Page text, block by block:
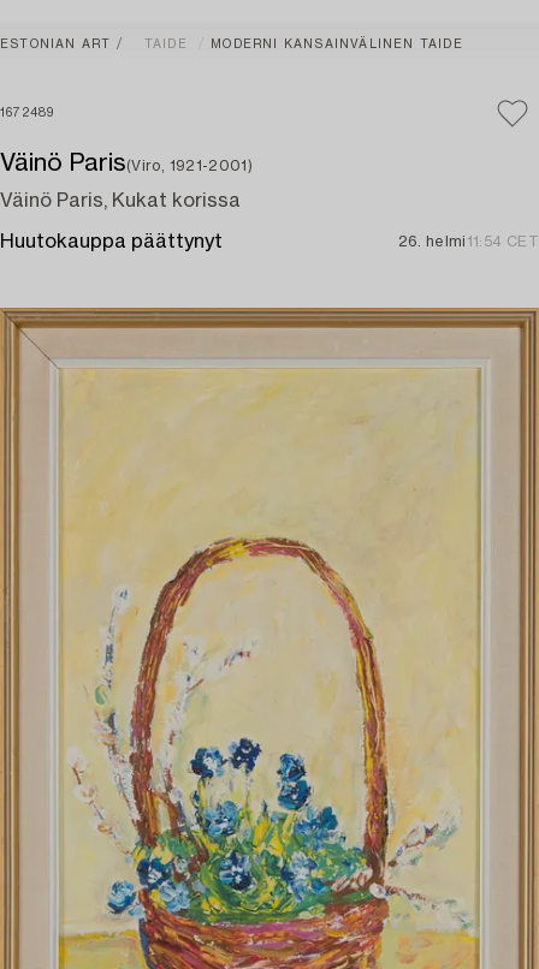
ESTONIAN ART TAIDE MODERNI KANSAINVÄLINEN TAIDE
1672489
Väinö Paris(Viro, 1921-2001)
Väinö Paris, Kukat korissa
Huutokauppa päättynyt 26. helmi 11:54 CET